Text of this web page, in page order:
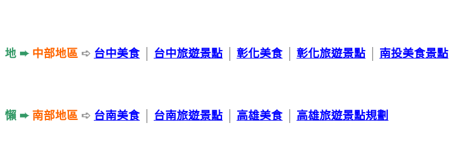
地 ➨ 中部地區 ➪ 台中美食 台中旅遊景點 彰化美食 彰化旅遊景點 南投美食景點
懶 ➨ 南部地區 ➪ 台南美食 台南旅遊景點 高雄美食 高雄旅遊景點規劃